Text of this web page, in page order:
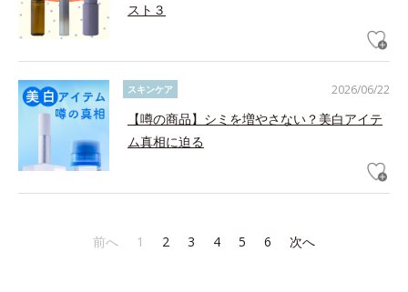
スト３
2026/06/22
スキンケア
【噂の商品】シミを増やさない？美白アイテ
ム真相に迫る
前へ 1 2 3 4 5 6 次へ